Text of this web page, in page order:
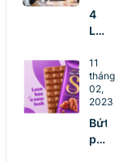
dựng
đội
vững
4
LÝ
NÊN
TẠO
ĐỘI
11
tháng
02,
2023
Bứt
phá